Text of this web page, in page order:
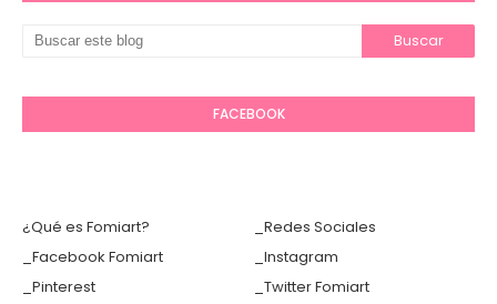
FACEBOOK
¿Qué es Fomiart?
_Redes Sociales
_Facebook Fomiart
_Instagram
_Pinterest
_Twitter Fomiart